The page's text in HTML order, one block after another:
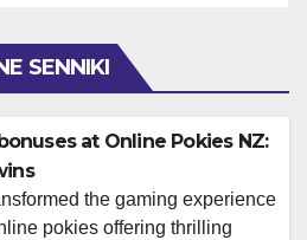
SENNIKI
at Online Pokies NZ:
the gaming experience
pokies offering thrilling